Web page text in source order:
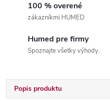
100 % overené
zákazníkmi HUMED
Humed pre firmy
Spoznajte všetky výhody.
Popis produktu